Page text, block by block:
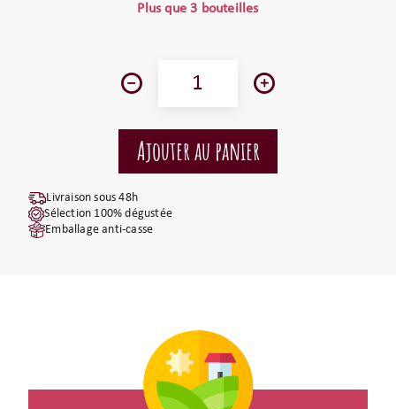
Plus que 3 bouteilles
Livraison sous 48h
Sélection 100% dégustée
Emballage anti-casse